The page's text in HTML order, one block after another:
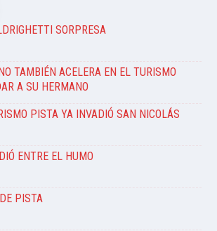
SORPRESA
TAMBIÉN ACELERA EN EL TURISMO
A SU HERMANO
PISTA YA INVADIÓ SAN NICOLÁS
ENTRE EL HUMO
PISTA